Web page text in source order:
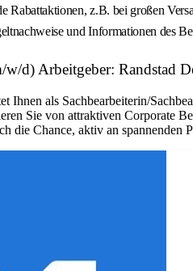
Rabattaktionen, z.B. bei großen
und Informationen des
d) Arbeitgeber: Randstad
Ihnen als Sachbearbeiterin/
Sie von attraktiven Corporate
die Chance, aktiv an